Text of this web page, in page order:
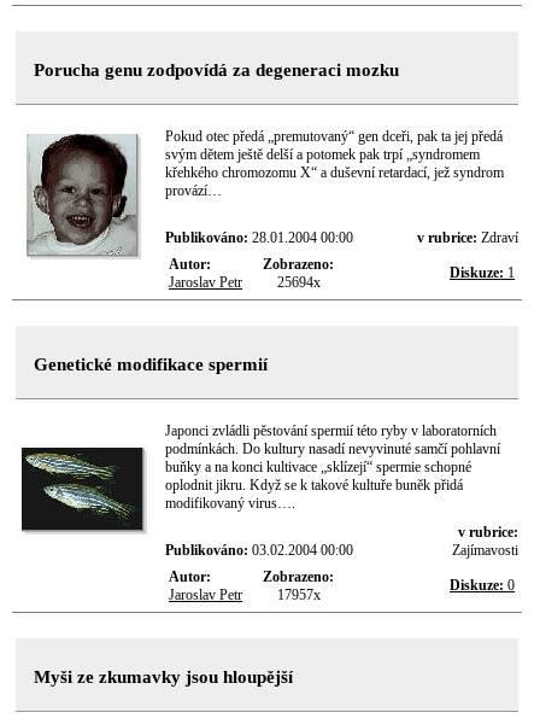
Porucha genu zodpovídá za degeneraci mozku
Pokud otec předá „premutovaný“ gen dceři, pak ta jej předá
svým dětem ještě delší a potomek pak trpí „syndromem
křehkého chromozomu X“ a duševní retardací, jež syndrom
provází…
Publikováno: 28.01.2004 00:00 v rubrice: Zdraví
Autor:
Jaroslav Petr
Zobrazeno:
25694x
Diskuze: 1
Genetické modifikace spermií
Japonci zvládli pěstování spermií této ryby v laboratorních
podmínkách. Do kultury nasadí nevyvinuté samčí pohlavní
buňky a na konci kultivace „sklízejí“ spermie schopné
oplodnit jikru. Když se k takové kultuře buněk přidá
modifikovaný virus….
Publikováno: 03.02.2004 00:00
v rubrice:
Zajímavosti
Autor:
Jaroslav Petr
Zobrazeno:
17957x
Diskuze: 0
Myši ze zkumavky jsou hloupější